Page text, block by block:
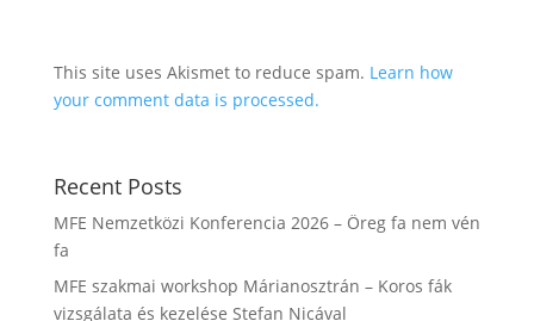
This site uses Akismet to reduce spam. Learn how
your comment data is processed.
Recent Posts
MFE Nemzetközi Konferencia 2026 – Öreg fa nem vén
fa
MFE szakmai workshop Márianosztrán – Koros fák
vizsgálata és kezelése Stefan Nicával